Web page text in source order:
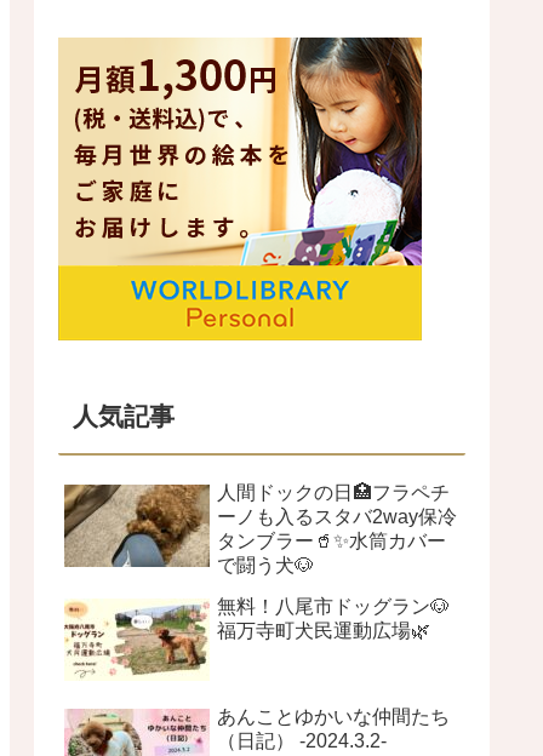
人気記事
人間ドックの日🏥フラペチ
ーノも入るスタバ2way保冷
タンブラー🥤✨水筒カバー
で闘う犬🐶
無料！八尾市ドッグラン🐶
福万寺町犬民運動広場🌿
あんことゆかいな仲間たち
（日記） -2024.3.2-